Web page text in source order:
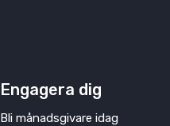
Engagera dig
Bli månadsgivare idag